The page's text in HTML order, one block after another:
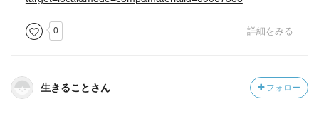
0 詳細をみる
生きることさん フォロー